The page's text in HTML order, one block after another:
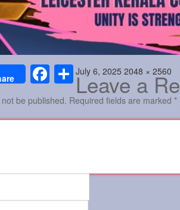
FacebookShare
Posted
July 6, 2025 Full
size
2048 × 2560
Leave a
be published. Required fields are marked *